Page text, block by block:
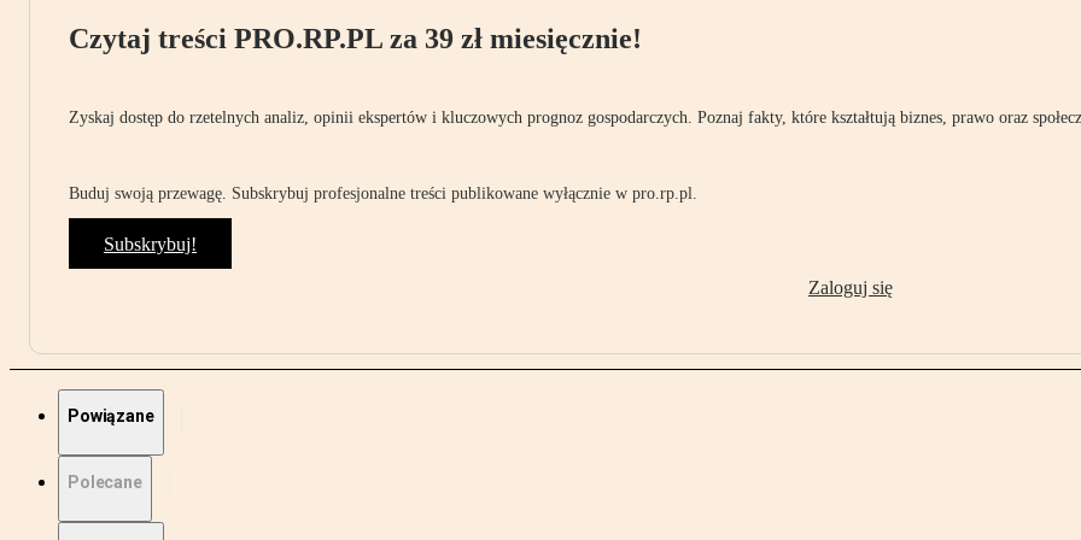
Czytaj treści PRO.RP.PL za 39 zł miesięcznie!
Zyskaj dostęp do rzetelnych analiz, opinii ekspertów i kluczowych prognoz gospodarczych. Poznaj fakty, które kształtują biznes, prawo oraz
Buduj swoją przewagę. Subskrybuj profesjonalne treści publikowane wyłącznie w pro.rp.pl.
Subskrybuj!
Zaloguj się
Powiązane
Polecane